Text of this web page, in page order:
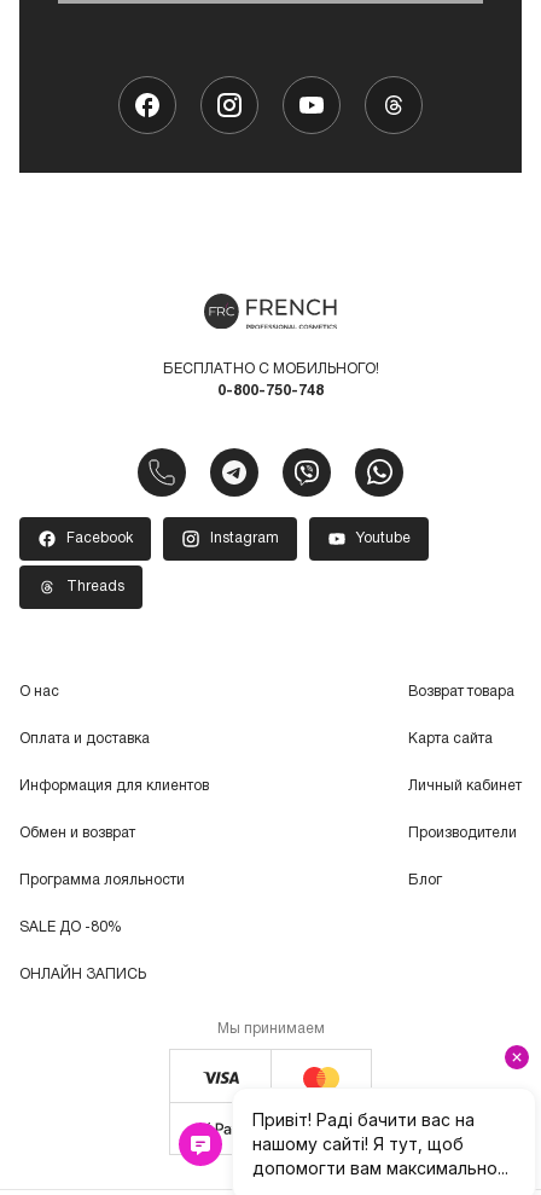
БЕСПЛАТНО С МОБИЛЬНОГО!
0-800-750-748
Facebook Instagram Youtube
Threads
О нас
Оплата и доставка
Информация для клиентов
Обмен и возврат
Программа лояльности
SALE ДО -80%
ОНЛАЙН ЗАПИСЬ
Возврат товара
Карта сайта
Личный кабинет
Производители
Блог
Мы принимаем